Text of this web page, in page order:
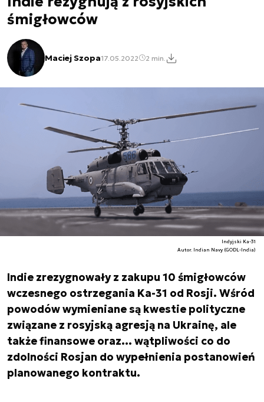
śmigłowców
Maciej Szopa17.05.2022 2 min.
Indyjski Ka-31
Autor. Indian Navy (GODL-India)
Indie zrezygnowały z zakupu 10 śmigłowców
wczesnego ostrzegania Ka-31 od Rosji. Wśród
powodów wymieniane są kwestie polityczne
związane z rosyjską agresją na Ukrainę, ale
także finansowe oraz… wątpliwości co do
zdolności Rosjan do wypełnienia postanowień
planowanego kontraktu.